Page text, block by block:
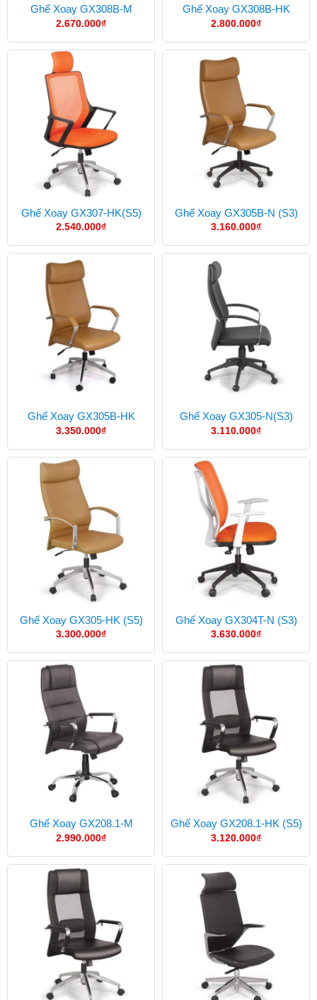
Ghế Xoay GX308B-M
2.670.000₫
Ghế Xoay GX308B-HK
2.800.000₫
Ghế Xoay GX307-HK(S5)
2.540.000₫
Ghế Xoay GX305B-N (S3)
3.160.000₫
Ghế Xoay GX305B-HK
3.350.000₫
Ghế Xoay GX305-N(S3)
3.110.000₫
Ghế Xoay GX305-HK (S5)
3.300.000₫
Ghế Xoay GX304T-N (S3)
3.630.000₫
Ghế Xoay GX208.1-M
2.990.000₫
Ghế Xoay GX208.1-HK (S5)
3.120.000₫